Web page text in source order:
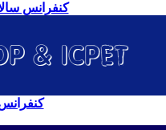
کنفرانس